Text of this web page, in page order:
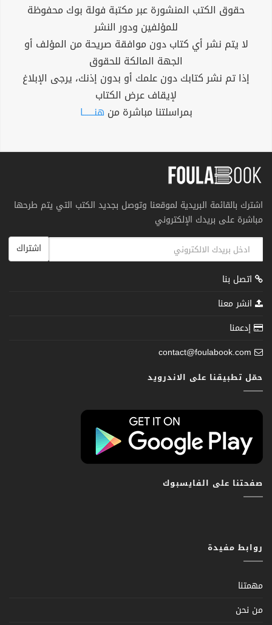
حقوق الكتب المنشورة عبر مكتبة فولة بوك محفوظة
للمؤلفين ودور النشر
لا يتم نشر أي كتاب دون موافقة صريحة من المؤلف أو
الجهة المالكة للحقوق
إذا تم نشر كتابك دون علمك أو بدون إذنك، يرجى الإبلاغ
لإيقاف عرض الكتاب
بمراسلتنا مباشرة من هنــــــا
اشترك بالقائمة البريدية لموقعنا وتوصل بجديد الكتب التي يتم طرحها
مباشرة على بريدك الإلكتروني
اشتراك
اتصل بنا
انشر معنا
إدعمنا
contact@foulabook.com
حمّل تطبيقنا على الاندرويد
صفحتنا على الفايسبوك
روابط مفيدة
مهمتنا
من نحن